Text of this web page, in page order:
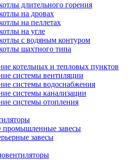
длительного горения
на дровах
на пеллетах
на угле
с водяным контуром
шахтного типа
котельных и тепловых пунктов
системы вентиляции
системы водоснабжения
системы канализации
системы отопления
промышленные завесы
завесы